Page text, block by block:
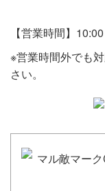
【営業時間】
※営業時間外でも
さい。